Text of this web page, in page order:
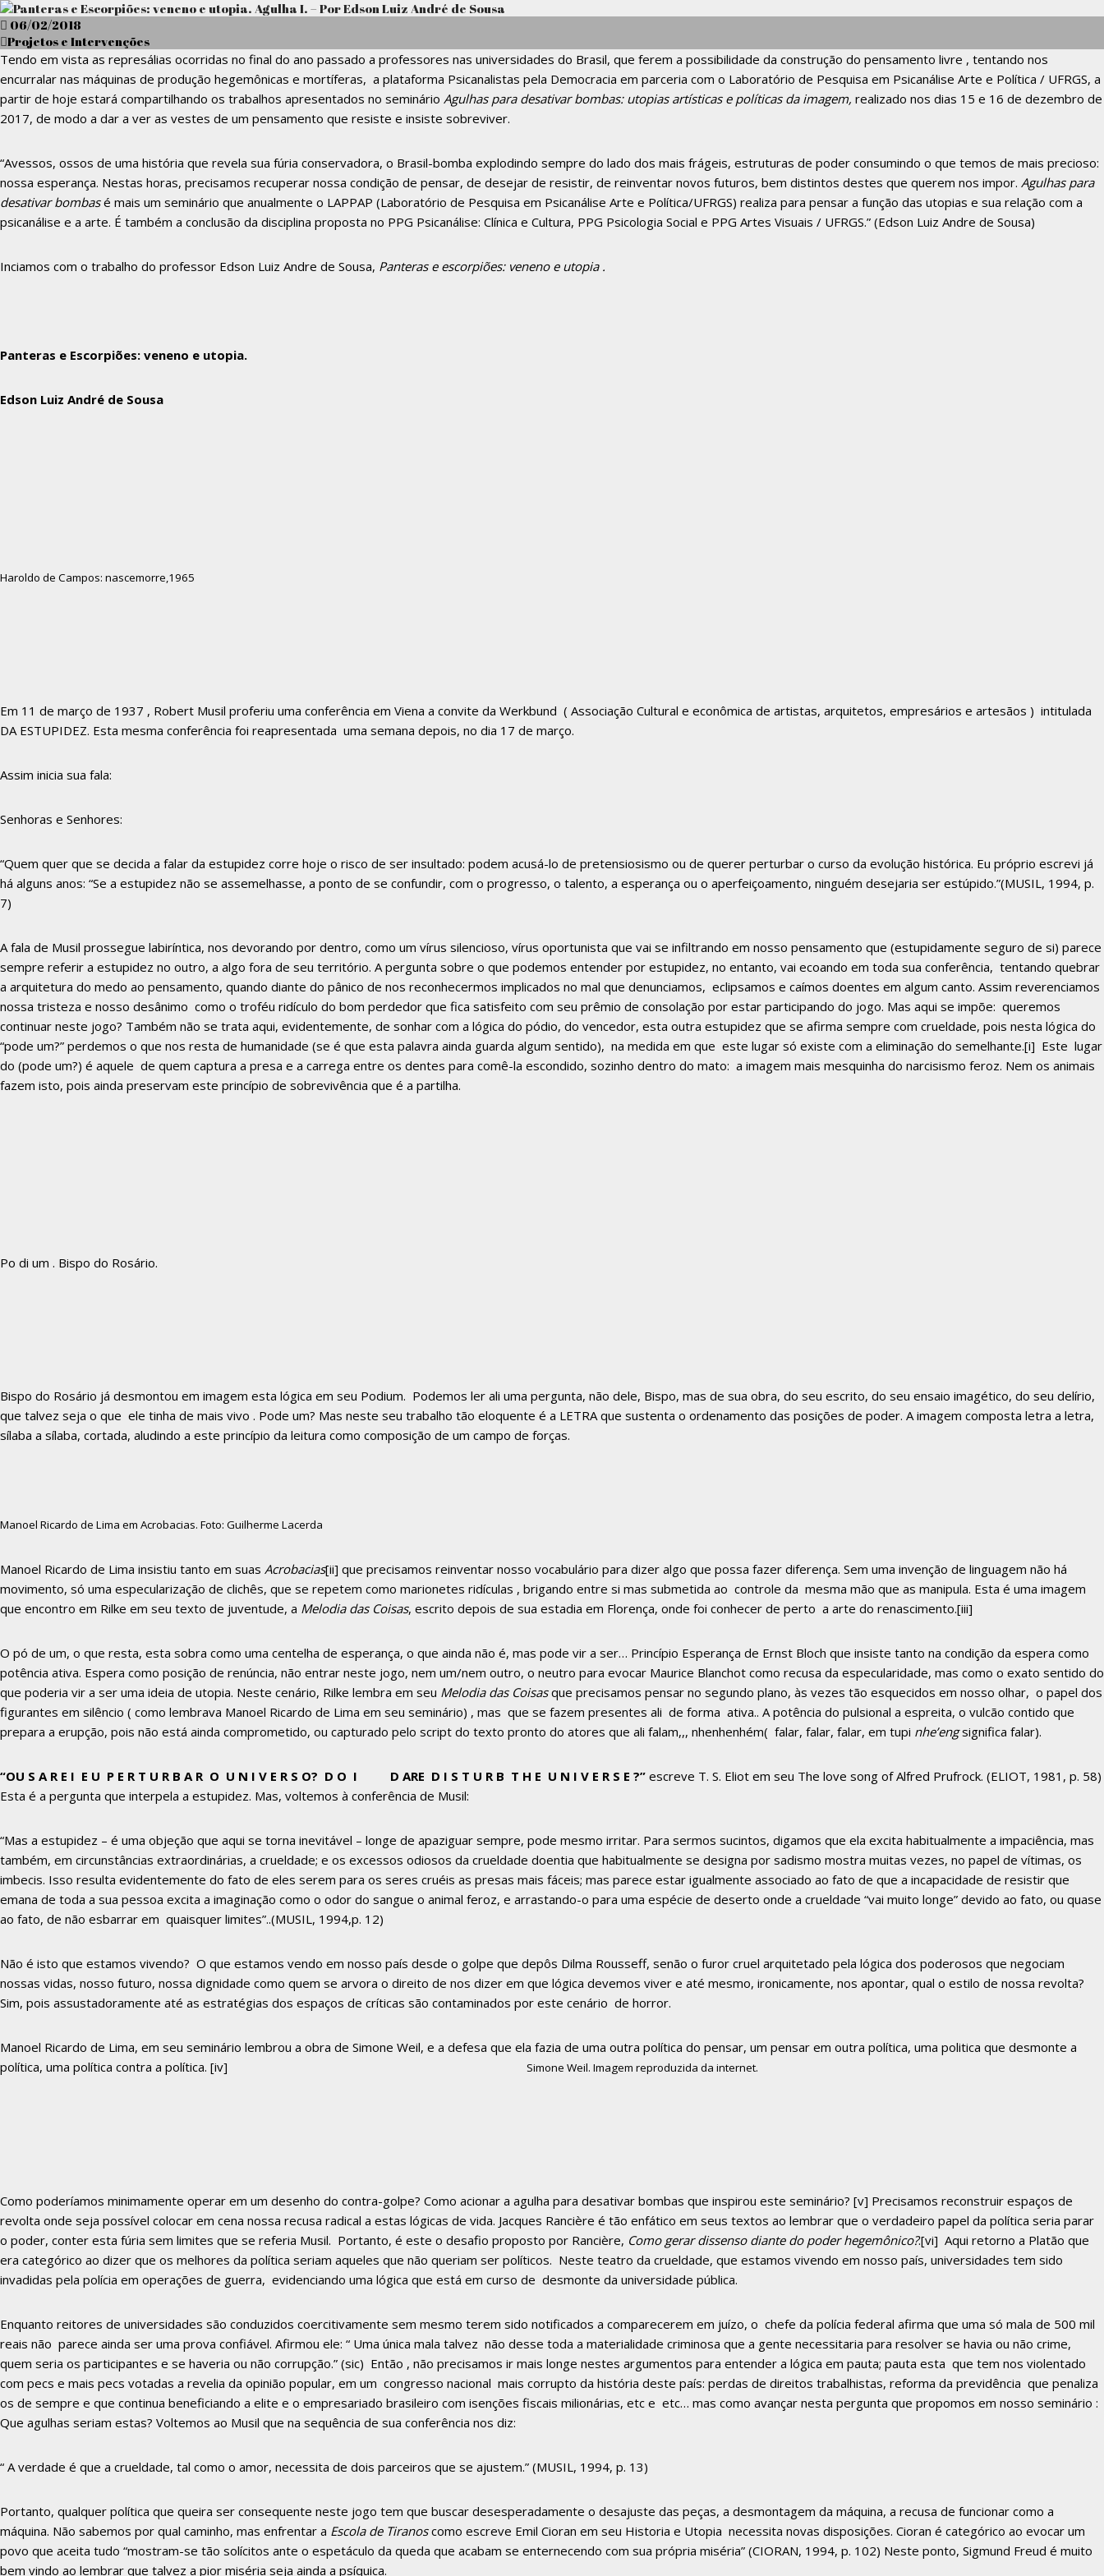
Posted
on
06/02/2018
Projetos e Intervenções
Tendo em vista as represálias ocorridas no final do ano passado a professores nas universidades do Brasil, que ferem a possibilidade da construção do pensamento livre , tentando nos
encurralar nas máquinas de produção hegemônicas e mortíferas, a plataforma Psicanalistas pela Democracia em parceria com o Laboratório de Pesquisa em Psicanálise Arte e Política / UFRGS, a
partir de hoje estará compartilhando os trabalhos apresentados no seminário Agulhas para desativar bombas: utopias artísticas e políticas da imagem, realizado nos dias 15 e 16 de dezembro de
2017, de modo a dar a ver as vestes de um pensamento que resiste e insiste sobreviver.
“Avessos, ossos de uma história que revela sua fúria conservadora, o Brasil-bomba explodindo sempre do lado dos mais frágeis, estruturas de poder consumindo o que temos de mais precioso:
nossa esperança. Nestas horas, precisamos recuperar nossa condição de pensar, de desejar de resistir, de reinventar novos futuros, bem distintos destes que querem nos impor. Agulhas para
desativar bombasé mais um seminário que anualmente o LAPPAP (Laboratório de Pesquisa em Psicanálise Arte e Política/UFRGS) realiza para pensar a função das utopias e sua relação com a
psicanálise e a arte. É também a conclusão da disciplina proposta no PPG Psicanálise: Clínica e Cultura, PPG Psicologia Social e PPG Artes Visuais / UFRGS.” (Edson Luiz Andre de Sousa)
Inciamos com o trabalho do professor Edson Luiz Andre de Sousa, Panteras e escorpiões: veneno e utopia .
Panteras e Escorpiões: veneno e utopia.
Edson Luiz André de Sousa
Haroldo de Campos: nascemorre,1965
Em 11 de março de 1937 , Robert Musil proferiu uma conferência em Viena a convite da Werkbund ( Associação Cultural e econômica de artistas, arquitetos, empresários e artesãos ) intitulada
DA ESTUPIDEZ. Esta mesma conferência foi reapresentada uma semana depois, no dia 17 de março.
Assim inicia sua fala:
Senhoras e Senhores:
“Quem quer que se decida a falar da estupidez corre hoje o risco de ser insultado: podem acusá-lo de pretensiosismo ou de querer perturbar o curso da evolução histórica. Eu próprio escrevi já
há alguns anos: “Se a estupidez não se assemelhasse, a ponto de se confundir, com o progresso, o talento, a esperança ou o aperfeiçoamento, ninguém desejaria ser estúpido.”(MUSIL, 1994, p.
7)
A fala de Musil prossegue labiríntica, nos devorando por dentro, como um vírus silencioso, vírus oportunista que vai se infiltrando em nosso pensamento que (estupidamente seguro de si) parece
sempre referir a estupidez no outro, a algo fora de seu território. A pergunta sobre o que podemos entender por estupidez, no entanto, vai ecoando em toda sua conferência, tentando quebrar
a arquitetura do medo ao pensamento, quando diante do pânico de nos reconhecermos implicados no mal que denunciamos, eclipsamos e caímos doentes em algum canto. Assim reverenciamos
nossa tristeza e nosso desânimo como o troféu ridículo do bom perdedor que fica satisfeito com seu prêmio de consolação por estar participando do jogo. Mas aqui se impõe: queremos
continuar neste jogo? Também não se trata aqui, evidentemente, de sonhar com a lógica do pódio, do vencedor, esta outra estupidez que se afirma sempre com crueldade, pois nesta lógica do
“pode um?” perdemos o que nos resta de humanidade (se é que esta palavra ainda guarda algum sentido), na medida em que este lugar só existe com a eliminação do semelhante.[i] Este lugar
do (pode um?) é aquele de quem captura a presa e a carrega entre os dentes para comê-la escondido, sozinho dentro do mato: a imagem mais mesquinha do narcisismo feroz. Nem os animais
fazem isto, pois ainda preservam este princípio de sobrevivência que é a partilha.
Po di um . Bispo do Rosário.
Bispo do Rosário já desmontou em imagem esta lógica em seu Podium. Podemos ler ali uma pergunta, não dele, Bispo, mas de sua obra, do seu escrito, do seu ensaio imagético, do seu delírio,
que talvez seja o que ele tinha de mais vivo . Pode um? Mas neste seu trabalho tão eloquente é a LETRA que sustenta o ordenamento das posições de poder. A imagem composta letra a letra,
sílaba a sílaba, cortada, aludindo a este princípio da leitura como composição de um campo de forças.
Manoel Ricardo de Lima em Acrobacias. Foto: Guilherme Lacerda
Manoel Ricardo de Lima insistiu tanto em suas Acrobacias[ii] que precisamos reinventar nosso vocabulário para dizer algo que possa fazer diferença. Sem uma invenção de linguagem não há
movimento, só uma especularização de clichês, que se repetem como marionetes ridículas , brigando entre si mas submetida ao controle da mesma mão que as manipula. Esta é uma imagem
que encontro em Rilke em seu texto de juventude, a Melodia das Coisas, escrito depois de sua estadia em Florença, onde foi conhecer de perto a arte do renascimento.[iii]
O pó de um, o que resta, esta sobra como uma centelha de esperança, o que ainda não é, mas pode vir a ser… Princípio Esperança de Ernst Bloch que insiste tanto na condição da espera como
potência ativa. Espera como posição de renúncia, não entrar neste jogo, nem um/nem outro, o neutro para evocar Maurice Blanchot como recusa da especularidade, mas como o exato sentido do
que poderia vir a ser uma ideia de utopia. Neste cenário, Rilke lembra em seu Melodia das Coisasque precisamos pensar no segundo plano, às vezes tão esquecidos em nosso olhar, o papel dos
figurantes em silêncio ( como lembrava Manoel Ricardo de Lima em seu seminário) , mas que se fazem presentes ali de forma ativa.. A potência do pulsional a espreita, o vulcão contido que
prepara a erupção, pois não está ainda comprometido, ou capturado pelo script do texto pronto do atores que ali falam,,, nhenhenhém( falar, falar, falar, em tupi nhe’engsignifica falar).
“OU S A R E I E U P E R T U R B A R O U N I V E R S O? D O I D ARE D I S T U R B T H E U N I V E R S E ?” escreve T. S. Eliot em seu The love song of Alfred Prufrock. (ELIOT, 1981, p. 58)
Esta é a pergunta que interpela a estupidez. Mas, voltemos à conferência de Musil:
“Mas a estupidez – é uma objeção que aqui se torna inevitável – longe de apaziguar sempre, pode mesmo irritar. Para sermos sucintos, digamos que ela excita habitualmente a impaciência, mas
também, em circunstâncias extraordinárias, a crueldade; e os excessos odiosos da crueldade doentia que habitualmente se designa por sadismo mostra muitas vezes, no papel de vítimas, os
imbecis. Isso resulta evidentemente do fato de eles serem para os seres cruéis as presas mais fáceis; mas parece estar igualmente associado ao fato de que a incapacidade de resistir que
emana de toda a sua pessoa excita a imaginação como o odor do sangue o animal feroz, e arrastando-o para uma espécie de deserto onde a crueldade “vai muito longe” devido ao fato, ou quase
ao fato, de não esbarrar em quaisquer limites”..(MUSIL, 1994,p. 12)
Não é isto que estamos vivendo? O que estamos vendo em nosso país desde o golpe que depôs Dilma Rousseff, senão o furor cruel arquitetado pela lógica dos poderosos que negociam
nossas vidas, nosso futuro, nossa dignidade como quem se arvora o direito de nos dizer em que lógica devemos viver e até mesmo, ironicamente, nos apontar, qual o estilo de nossa revolta?
Sim, pois assustadoramente até as estratégias dos espaços de críticas são contaminados por este cenário de horror.
Manoel Ricardo de Lima, em seu seminário lembrou a obra de Simone Weil, e a defesa que ela fazia de uma outra política do pensar, um pensar em outra política, uma politica que desmonte a
política, uma política contra a política. [iv] Simone Weil. Imagem reproduzida da internet.
Como poderíamos minimamente operar em um desenho do contra-golpe? Como acionar a agulha para desativar bombas que inspirou este seminário? [v] Precisamos reconstruir espaços de
revolta onde seja possível colocar em cena nossa recusa radical a estas lógicas de vida. Jacques Rancière é tão enfático em seus textos ao lembrar que o verdadeiro papel da política seria parar
o poder, conter esta fúria sem limites que se referia Musil. Portanto, é este o desafio proposto por Rancière, Como gerar dissenso diante do poder hegemônico?.[vi] Aqui retorno a Platão que
era categórico ao dizer que os melhores da política seriam aqueles que não queriam ser políticos. Neste teatro da crueldade, que estamos vivendo em nosso país, universidades tem sido
invadidas pela polícia em operações de guerra, evidenciando uma lógica que está em curso de desmonte da universidade pública.
Enquanto reitores de universidades são conduzidos coercitivamente sem mesmo terem sido notificados a comparecerem em juízo, o chefe da polícia federal afirma que uma só mala de 500 mil
reais não parece ainda ser uma prova confiável. Afirmou ele: “ Uma única mala talvez não desse toda a materialidade criminosa que a gente necessitaria para resolver se havia ou não crime,
quem seria os participantes e se haveria ou não corrupção.” (sic) Então , não precisamos ir mais longe nestes argumentos para entender a lógica em pauta; pauta esta que tem nos violentado
com pecs e mais pecs votadas a revelia da opinião popular, em um congresso nacional mais corrupto da história deste país: perdas de direitos trabalhistas, reforma da previdência que penaliza
os de sempre e que continua beneficiando a elite e o empresariado brasileiro com isenções fiscais milionárias, etc e etc… mas como avançar nesta pergunta que propomos em nosso seminário :
Que agulhas seriam estas? Voltemos ao Musil que na sequência de sua conferência nos diz:
“ A verdade é que a crueldade, tal como o amor, necessita de dois parceiros que se ajustem.” (MUSIL, 1994, p. 13)
Portanto, qualquer política que queira ser consequente neste jogo tem que buscar desesperadamente o desajuste das peças, a desmontagem da máquina, a recusa de funcionar como a
máquina. Não sabemos por qual caminho, mas enfrentar a Escola de Tiranoscomo escreve Emil Cioran em seu Historia e Utopia necessita novas disposições. Cioran é categórico ao evocar um
povo que aceita tudo “mostram-se tão solícitos ante o espetáculo da queda que acabam se enternecendo com sua própria miséria” (CIORAN, 1994, p. 102) Neste ponto, Sigmund Freud é muito
bem vindo ao lembrar que talvez a pior miséria seja ainda a psíquica.